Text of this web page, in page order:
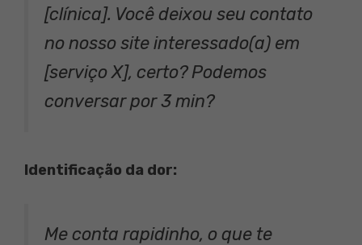
[clínica]. Você deixou seu contato
no nosso site interessado(a) em
[serviço X], certo? Podemos
conversar por 3 min?
Identificação da dor:
Me conta rapidinho, o que te